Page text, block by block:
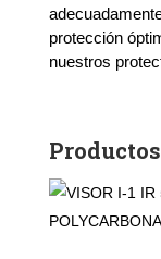
protección
nuestros